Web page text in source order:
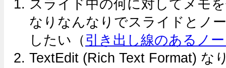
スライド中の何に対してメモ
なりなんなりでスライドとノ
したい（ 引き出し線のあるノ
TextEdit (Rich Text Format) な